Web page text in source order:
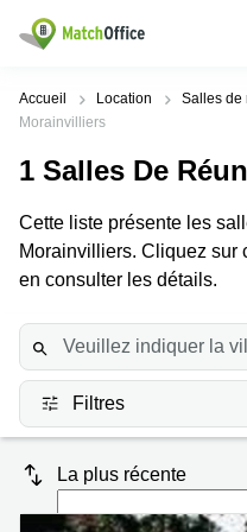
Rechercher / publier
Pages
de
Bureau
Centre
Coworking
Salles
de
réunion
Bureau
virtuel
Villes
Populaires
Paris
Bordeaux
Nantes
Toulouse
Nice
Recherches
populaires
Centres
d'affaires
Lille
Coworking
Paris
Lyon
Coworking
Aide
Qui sommes-nous?
Publier un local
Prix
Connexion
Accueil Location Salles de
Morainvilliers
1 Salles De
Cette liste présente les
Morainvilliers. Cliquez sur
en consulter les détails.
Filtres
La plus récente